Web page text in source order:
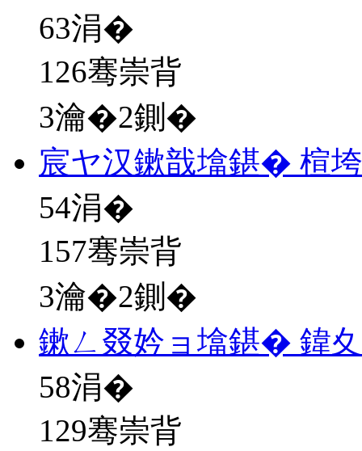
63涓�
126骞崇背
3瀹�2鍘�
宸ヤ汉鏉戠墖鍖� 楦
54涓�
157骞崇背
3瀹�2鍘�
鏉ㄥ叕妗ョ墖鍖� 鍏
58涓�
129骞崇背